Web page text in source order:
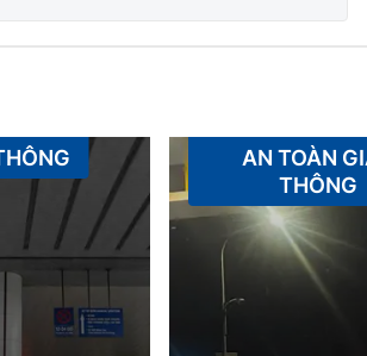
AN TOÀN
THÔNG